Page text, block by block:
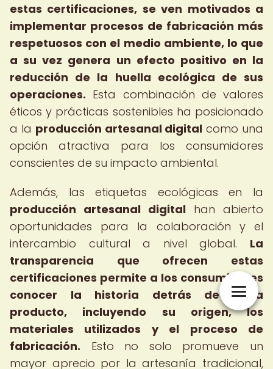
estas certificaciones, se ven motivados a
implementar procesos de fabricación más
respetuosos con el medio ambiente, lo que
a su vez genera un efecto positivo en la
reducción de la huella ecológica de sus
operaciones. Esta combinación de valores
éticos y prácticas sostenibles ha posicionado
a la producción artesanal digital como una
opción atractiva para los consumidores
conscientes de su impacto ambiental.
Además, las etiquetas ecológicas en la
producción artesanal digital han abierto
oportunidades para la colaboración y el
intercambio cultural a nivel global. La
transparencia que ofrecen estas
certificaciones permite a los consumidores
conocer la historia detrás de cada
producto, incluyendo su origen, los
materiales utilizados y el proceso de
fabricación. Esto no solo promueve un
mayor aprecio por la artesanía tradicional,